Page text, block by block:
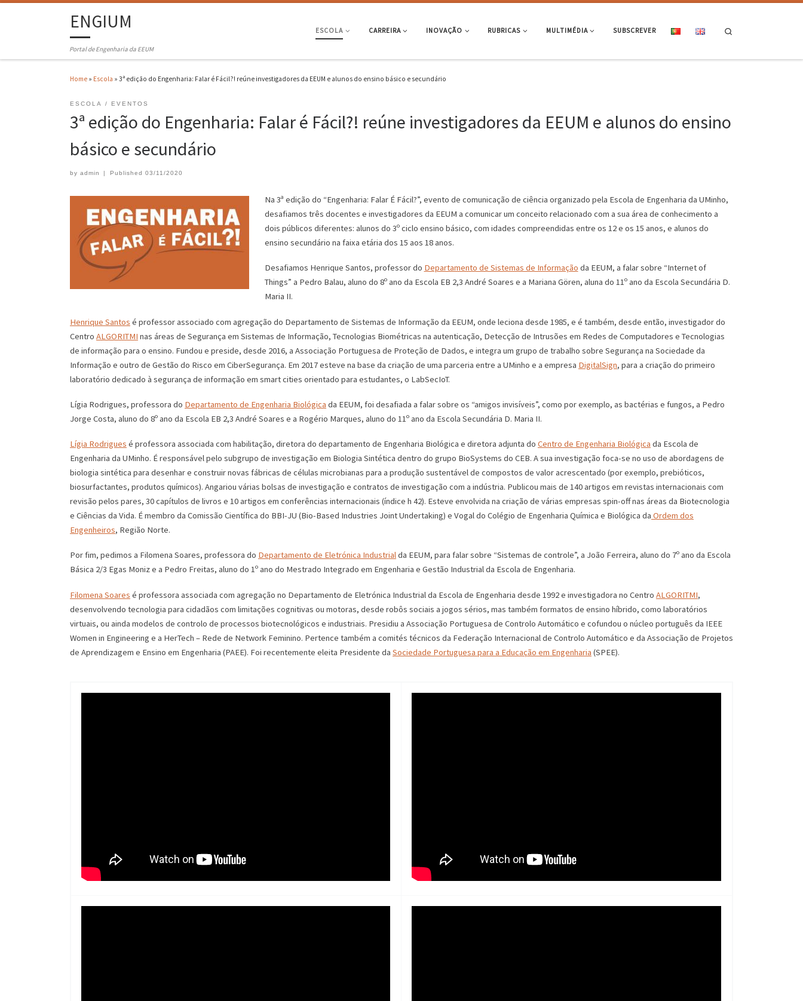
ENGIUM
Portal de Engenharia da EEUM
ESCOLA CARREIRA INOVAÇÃO RUBRICAS MULTIMÉDIA SUBSCREVER
Home » Escola » 3ª edição do Engenharia: Falar é Fácil?! reúne investigadores da EEUM e alunos do ensino básico e secundário
ESCOLA EVENTOS
3ª edição do Engenharia: Falar é Fácil?! reúne investigadores da EEUM e alunos do ensino
básico e secundário
by admin | Published 03/11/2020
Na 3ª edição do “Engenharia: Falar É Fácil?”, evento de comunicação de ciência organizado pela Escola de Engenharia da UMinho,
desafiamos três docentes e investigadores da EEUM a comunicar um conceito relacionado com a sua área de conhecimento a
dois públicos diferentes: alunos do 3º ciclo ensino básico, com idades compreendidas entre os 12 e os 15 anos, e alunos do
ensino secundário na faixa etária dos 15 aos 18 anos.
Desafiamos Henrique Santos, professor do Departamento de Sistemas de Informação da EEUM, a falar sobre “Internet of
Things” a Pedro Balau, aluno do 8º ano da Escola EB 2,3 André Soares e a Mariana Gören, aluna do 11º ano da Escola Secundária D.
Maria II.
Henrique Santos é professor associado com agregação do Departamento de Sistemas de Informação da EEUM, onde leciona desde 1985, e é também, desde então, investigador do
Centro ALGORITMI nas áreas de Segurança em Sistemas de Informação, Tecnologias Biométricas na autenticação, Detecção de Intrusões em Redes de Computadores e Tecnologias
de informação para o ensino. Fundou e preside, desde 2016, a Associação Portuguesa de Proteção de Dados, e integra um grupo de trabalho sobre Segurança na Sociedade da
Informação e outro de Gestão do Risco em CiberSegurança. Em 2017 esteve na base da criação de uma parceria entre a UMinho e a empresa DigitalSign, para a criação do primeiro
laboratório dedicado à segurança de informação em smart cities orientado para estudantes, o LabSecIoT.
Lígia Rodrigues, professora do Departamento de Engenharia Biológica da EEUM, foi desafiada a falar sobre os “amigos invisíveis”, como por exemplo, as bactérias e fungos, a Pedro
Jorge Costa, aluno do 8º ano da Escola EB 2,3 André Soares e a Rogério Marques, aluno do 11º ano da Escola Secundária D. Maria II.
Lígia Rodrigues é professora associada com habilitação, diretora do departamento de Engenharia Biológica e diretora adjunta do Centro de Engenharia Biológica da Escola de
Engenharia da UMinho. É responsável pelo subgrupo de investigação em Biologia Sintética dentro do grupo BioSystems do CEB. A sua investigação foca-se no uso de abordagens de
biologia sintética para desenhar e construir novas fábricas de células microbianas para a produção sustentável de compostos de valor acrescentado (por exemplo, prebióticos,
biosurfactantes, produtos químicos). Angariou várias bolsas de investigação e contratos de investigação com a indústria. Publicou mais de 140 artigos em revistas internacionais com
revisão pelos pares, 30 capítulos de livros e 10 artigos em conferências internacionais (índice h 42). Esteve envolvida na criação de várias empresas spin-off nas áreas da Biotecnologia
e Ciências da Vida. É membro da Comissão Científica do BBI-JU (Bio-Based Industries Joint Undertaking) e Vogal do Colégio de Engenharia Química e Biológica da Ordem dos
Engenheiros, Região Norte.
Por fim, pedimos a Filomena Soares, professora do Departamento de Eletrónica Industrialda EEUM, para falar sobre “Sistemas de controle”, a João Ferreira, aluno do 7º ano da Escola
Básica 2/3 Egas Moniz e a Pedro Freitas, aluno do 1º ano do Mestrado Integrado em Engenharia e Gestão Industrial da Escola de Engenharia.
Filomena Soares é professora associada com agregação no Departamento de Eletrónica Industrial da Escola de Engenharia desde 1992 e investigadora no Centro ALGORITMI,
desenvolvendo tecnologia para cidadãos com limitações cognitivas ou motoras, desde robôs sociais a jogos sérios, mas também formatos de ensino híbrido, como laboratórios
virtuais, ou ainda modelos de controlo de processos biotecnológicos e industriais. Presidiu a Associação Portuguesa de Controlo Automático e cofundou o núcleo português da IEEE
Women in Engineering e a HerTech – Rede de Network Feminino. Pertence também a comités técnicos da Federação Internacional de Controlo Automático e da Associação de Projetos
de Aprendizagem e Ensino em Engenharia (PAEE). Foi recentemente eleita Presidente da Sociedade Portuguesa para a Educação em Engenharia (SPEE).